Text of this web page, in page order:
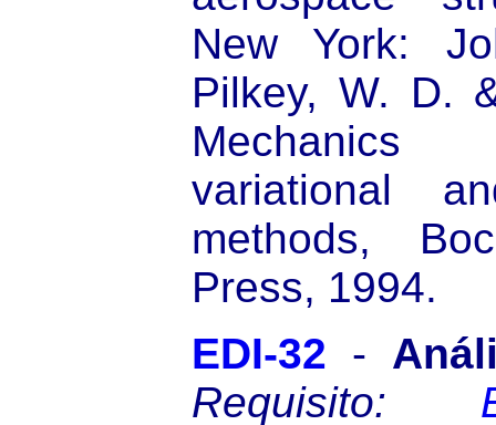
New York:
Pilkey, W. D.
Mechanics
variational
methods,
Press, 1994.
EDI-32 -
Requisito: